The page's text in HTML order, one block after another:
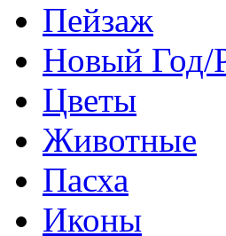
Пейзаж
Новый Год/
Цветы
Животные
Пасха
Иконы